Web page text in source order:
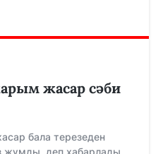
жасар сәби
бала терезеден
жұмды, деп хабарлады